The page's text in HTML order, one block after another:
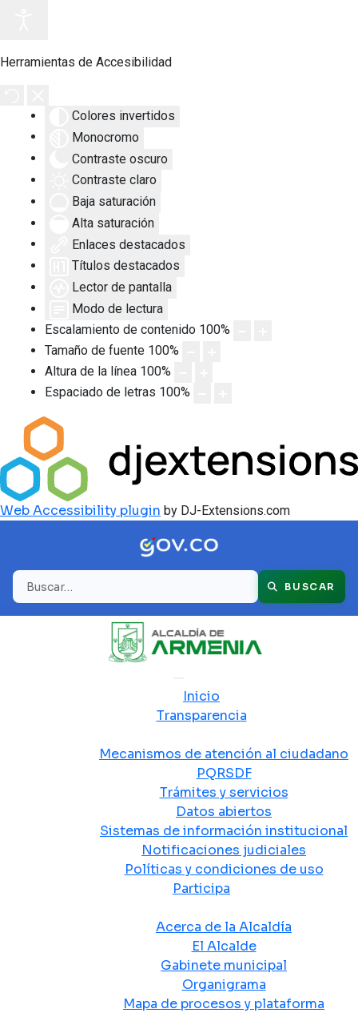
Herramientas de Accesibilidad
Colores invertidos
Monocromo
Contraste oscuro
Contraste claro
Baja saturación
Alta saturación
Enlaces destacados
Títulos destacados
Lector de pantalla
Modo de lectura
Escalamiento de contenido 100%
Tamaño de fuente 100%
Altura de la línea 100%
Espaciado de letras 100%
Web Accessibility plugin by DJ-Extensions.com
Buscar BUSCAR
Inicio
Transparencia
Mecanismos de atención al ciudadano
PQRSDF
Trámites y servicios
Datos abiertos
Sistemas de información institucional
Notificaciones judiciales
Políticas y condiciones de uso
Participa
Acerca de la Alcaldía
El Alcalde
Gabinete municipal
Organigrama
Mapa de procesos y plataforma